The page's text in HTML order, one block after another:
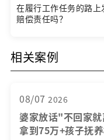
在履行工作任务的路
赔偿责任吗？
相关案例
08/07 2026
婆家放话"不回家
拿到75万+孩子抚养